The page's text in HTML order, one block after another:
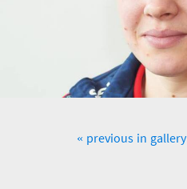
« previous in gallery